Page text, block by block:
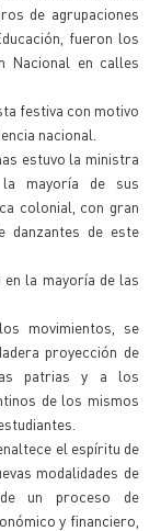
de agrupaciones
fueron los
Nacional en calles
festiva con motivo
nacional.
estuvo la ministra
mayoría de sus
colonial, con gran
danzantes de este
en la mayoría de las
movimientos, se
proyección de
patrias y a los
de los mismos
el espíritu de
modalidades de
un proceso de
y financiero,